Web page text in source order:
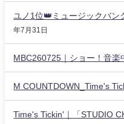
ユノ1位👑ミュージックバン
年7月31日
MBC260725｜ショー！音楽
M COUNTDOWN_Time's
Time's Tickin'｜「STUDIO